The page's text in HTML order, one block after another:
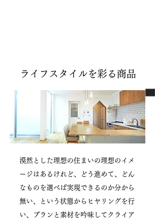
ライフスタイルを彩る商品
漠然とした理想の住まいの理想のイメ
ージはあるけれど、どう進めて、どん
なものを選べば実現できるのか分から
無い、という状態からヒヤリングを行
い、プランと素材を吟味してクライア